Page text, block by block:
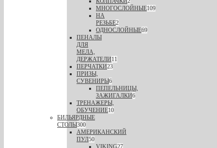
МНОГОСЛОЙНЫЕ109
НА
РЕЗЬБЕ2
ОДНОСЛОЙНЫЕ69
ПЕНАЛЫ
ДЛЯ
МЕЛА,
ДЕРЖАТЕЛИ11
ПЕРЧАТКИ23
ПРИЗЫ,
СУВЕНИРЫ6
ПЕПЕЛЬНИЦЫ,
ЗАЖИГАЛКИ6
ТРЕНАЖЕРЫ,
ОБУЧЕНИЕ10
БИЛЬЯРДНЫЕ
СТОЛЫ300
АМЕРИКАНСКИЙ
ПУЛ50